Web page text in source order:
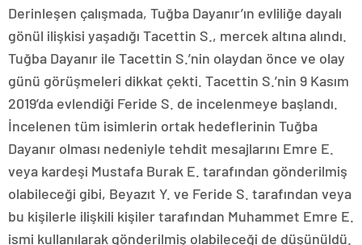
Derinleşen çalışmada, Tuğba Dayanır’ın evliliğe dayalı
gönül ilişkisi yaşadığı Tacettin S., mercek altına alındı.
Tuğba Dayanır ile Tacettin S.’nin olaydan önce ve olay
günü görüşmeleri dikkat çekti. Tacettin S.’nin 9 Kasım
2019’da evlendiği Feride S. de incelenmeye başlandı.
İncelenen tüm isimlerin ortak hedeflerinin Tuğba
Dayanır olması nedeniyle tehdit mesajlarını Emre E.
veya kardeşi Mustafa Burak E. tarafından gönderilmiş
olabileceği gibi, Beyazıt Y. ve Feride S. tarafından veya
bu kişilerle ilişkili kişiler tarafından Muhammet Emre E.
ismi kullanılarak gönderilmiş olabileceği de düşünüldü.